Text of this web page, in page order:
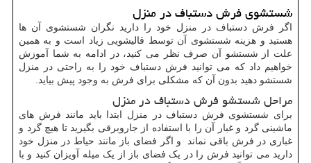
شستشوی فرش دستباف در منزل
اگر فرش دستباف در منزل خود را دارید نگران شستشوی آن ها
هستید و هزینه شستشوی آن توسط قالیشویی زیاد است و به همین
علت از شستشو آن صرف نظر می کنید، در ادامه به شما آموزش
خواهیم داد که می توانید فرش دستباف خود را به راحتی در منزل
شستشو دهید بدون آن که مشکلی برای فرش به وجود پیش بیاید.
مراحل شستشو فرش دستباف در منزل
برای شستشوی فرش دستباف در منزل ابتدا باید مانند فرش های
ماشینی گرد و غبار آن را با استفاده از جاروبرقی بگیرید تا هیچ گرد و
غباری در فرش باقی نماند و اگر فضای باز مانند حیاط در منزل خود
دارید می توانید فرش را در یک فضای باز از یک میله آویزان کنید و با